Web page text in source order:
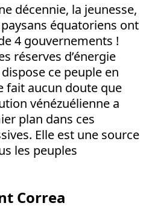
décennie, la jeunesse,
équatoriens ont
4 gouvernements !
réserves d’énergie
ce peuple en
fait aucun doute que
vénézuélienne a
plan dans ces
Elle est une source
les peuples
Correa